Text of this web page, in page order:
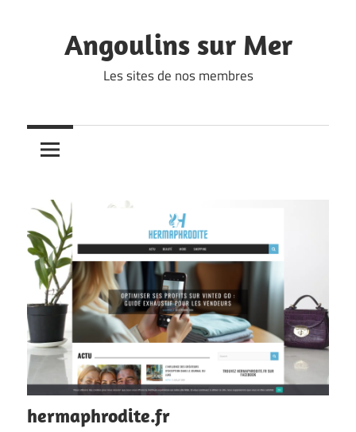
contentAngoulins sur Mer
Les sites de nos membres
hermaphrodite.fr